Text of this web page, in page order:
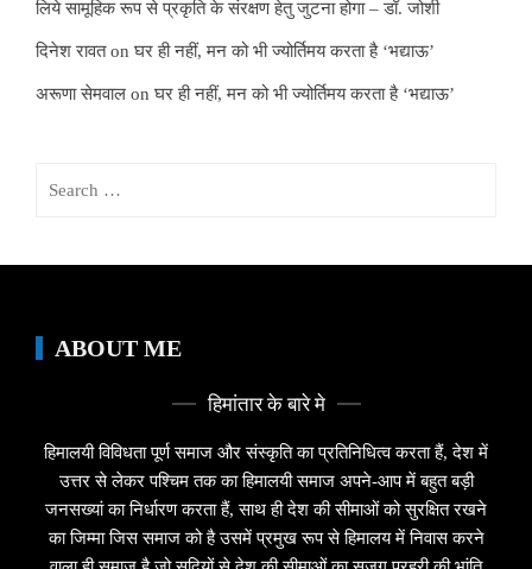
लिये सामूहिक रूप से प्रकृति के संरक्षण हेतु जुटना होगा – डॉ. जोशी
दिनेश रावतonघर ही नहीं, मन को भी ज्योर्तिमय करता है ‘भद्याऊ’
अरूणा सेमवाल onघर ही नहीं, मन को भी ज्योर्तिमय करता है ‘भद्याऊ’
ABOUT ME
हिमांतार के बारे मे
हिमालयी विविधता पूर्ण समाज और संस्कृति का प्रतिनिधित्व करता हैं, देश में
उत्तर से लेकर पश्चिम तक का हिमालयी समाज अपने-आप में बहुत बड़ी
जनसख्यां का निर्धारण करता हैं, साथ ही देश की सीमाओं को सुरक्षित रखने
का जिम्मा जिस समाज को है उसमें प्रमुख रूप से हिमालय में निवास करने